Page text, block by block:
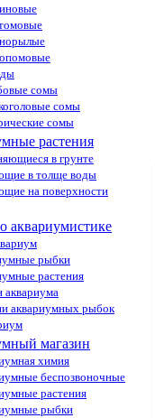
сомы
сомы
сомы
растения
в грунте
в толще воды
на поверхности
аквариумистике
рыбки
растения
аквариума
аквариумных рыбок
магазин
химия
беспозвоночные
растения
рыбки